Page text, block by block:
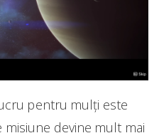
pentru mulți este
misiune devine mult mai